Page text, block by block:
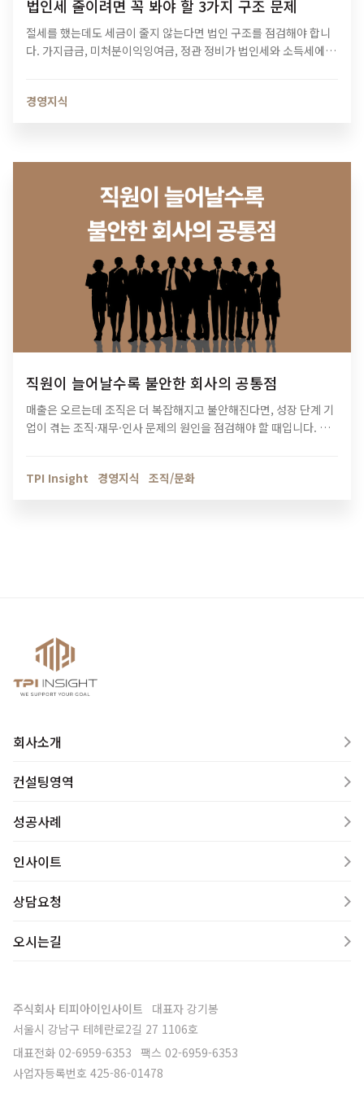
법인세 줄이려면 꼭 봐야 할 3가지 구조 문제
절세를 했는데도 세금이 줄지 않는다면 법인 구조를 점검해야 합니
다. 가지급금, 미처분이익잉여금, 정관 정비가 법인세와 소득세에 미
경영지식
직원이 늘어날수록 불안한 회사의 공통점
매출은 오르는데 조직은 더 복잡해지고 불안해진다면, 성장 단계 기
업이 겪는 조직·재무·인사 문제의 원인을 점검해야 할 때입니다. 티
TPI Insight
경영지식 조직/문화
회사소개
컨설팅영역
성공사례
인사이트
상담요청
오시는길
주식회사 티피아이인사이트 대표자 강기봉
서울시 강남구 테헤란로2길 27 1106호
대표전화 02-6959-6353 팩스 02-6959-6353
사업자등록번호 425-86-01478